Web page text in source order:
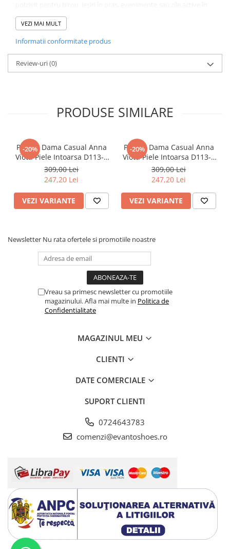
care ai nevoie de încălțăminte confortabilă.
Caracteristici:
- Cod produs: D100-CL33891
- Tip produs: Pantofi casual damă
- Material exterior: piele naturală box
- Interior: branț ergonomic acoperit cu meșină sintetică
Alege pantofi casual damă Anna Viotti pentru un plus de confort,
VEZI MAI MULT
Informatii conformitate produs
Review-uri(0)
PRODUSE SIMILARE
-20%
Papuci Dama Casual Anna
Viotti Piele Intoarsa D113-3
Camel
309,00 Lei
247,20 Lei
VEZI VARIANTE
-20%
Papuci Dama Casual Anna
Viotti Piele Intoarsa D113-1
Negru
309,00 Lei
247,20 Lei
VEZI VARIANTE
Newsletter Nu rata ofertele si promotiile noastre
Vreau sa primesc newsletter cu promotiile
magazinului. Afla mai multe in Politica de
Confidentialitate
MAGAZINUL MEU
CLIENTI
DATE COMERCIALE
SUPORT CLIENTI
0724643783
comenzi@evantoshoes.ro